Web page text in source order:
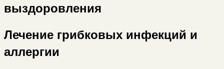
выздоровления
Лечение грибковых инфекций и
аллергии